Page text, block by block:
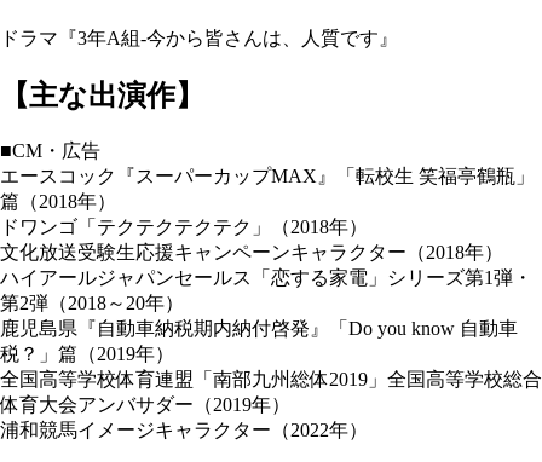
ドラマ『3年A組-今から皆さんは、人質です』
【主な出演作】
■CM・広告
エースコック『スーパーカップMAX』「転校生 笑福亭鶴瓶」
篇（2018年）
ドワンゴ「テクテクテクテク」（2018年）
文化放送受験生応援キャンペーンキャラクター（2018年）
ハイアールジャパンセールス「恋する家電」シリーズ第1弾・
第2弾（2018～20年）
鹿児島県『自動車納税期内納付啓発』「Do you know 自動車
税？」篇（2019年）
全国高等学校体育連盟「南部九州総体2019」全国高等学校総合
体育大会アンバサダー（2019年）
浦和競馬イメージキャラクター（2022年）